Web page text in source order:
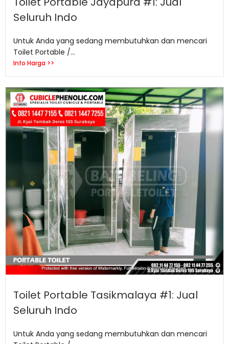
Seluruh Indo
Untuk Anda yang sedang membutuhkan dan mencari
Toilet Portable /...
Info Harga >>
Toilet Portable Tasikmalaya #1: Jual
Seluruh Indo
Untuk Anda yang sedang membutuhkan dan mencari